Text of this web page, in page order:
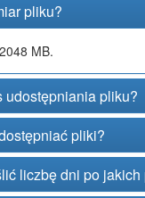
pliku?
MB.
udostępniania pliku?
pliki?
liczbę dni po